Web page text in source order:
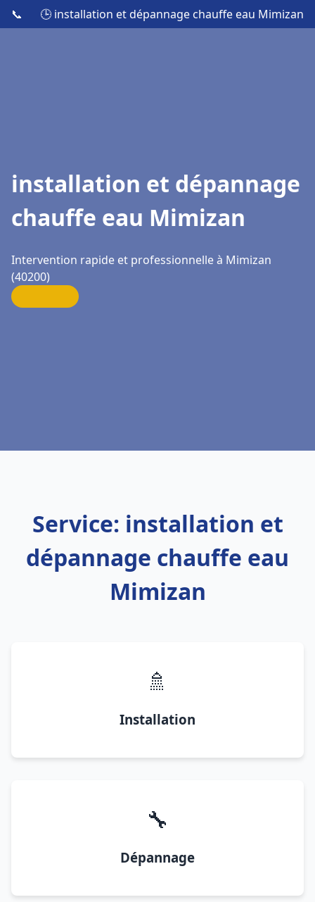
📞 🕒 installation et dépannage chauffe eau Mimizan
installation et dépannage
chauffe eau Mimizan
Intervention rapide et professionnelle à Mimizan
(40200)
Service: installation et
dépannage chauffe eau
Mimizan
🚿
Installation
🔧
Dépannage